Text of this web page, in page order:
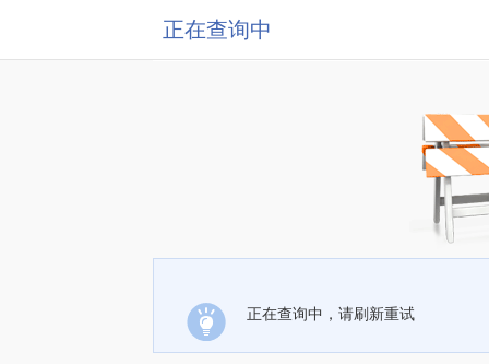
正在查询中
正在查询中，请刷新重试